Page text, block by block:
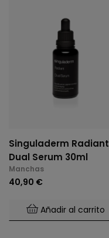
Singuladerm Radiant
Dual Serum 30ml
Manchas
40,90 €
Añadir al carrito